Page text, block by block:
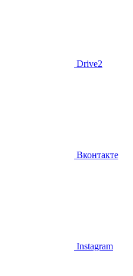
Drive2
Вконтакте
Instagram